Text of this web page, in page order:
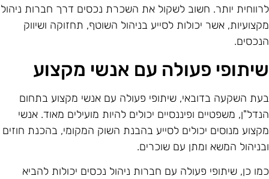
יותר. חשוב לשקול את השכרת נכסים דרך חברות ניהול
אשר יכולות לסייע בניהול השוטף, תחזוקה ושיווק
פעולה עם אנשי מקצוע
השקעה בדובאי, שיתופי פעולה עם אנשי מקצוע בתחום
משפטיים ופיננסיים יכולים להיות מועילים מאוד. אנשי
מנוסים יכולים לסייע בהבנת השוק המקומי, בהכנת חוזים
המשא ומתן עם שוכרים.
כן, שיתופי פעולה עם חברות ניהול נכסים יכולות להביא